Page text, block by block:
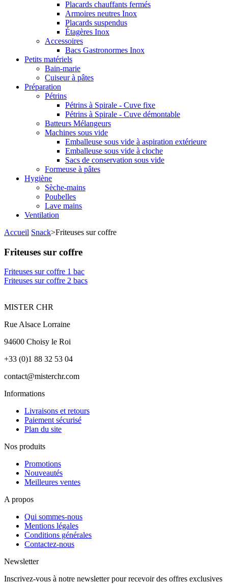
Placards chauffants fermés
Armoires neutres Inox
Placards suspendus
Étagères Inox
Accessoires
Bacs Gastronormes Inox
Petits matériels
Bain-marie
Cuiseur à pâtes
Préparation
Pétrins
Pétrins à Spirale - Cuve fixe
Pétrins à Spirale - Cuve démontable
Batteurs Mélangeurs
Machines sous vide
Emballeuse sous vide à aspiration extérieure
Emballeuse sous vide à cloche
Sacs de conservation sous vide
Formeuse à pâtes
Hygiène
Sèche-mains
Poubelles
Lave mains
Ventilation
Accueil Snack>Friteuses sur coffre
Friteuses sur coffre
Friteuses sur coffre 1 bac
Friteuses sur coffre 2 bacs
MISTER CHR
Rue Alsace Lorraine
94600 Choisy le Roi
+33 (0)1 88 32 53 04
contact@misterchr.com
Informations
Livraisons et retours
Paiement sécurisé
Plan du site
Nos produits
Promotions
Nouveautés
Meilleures ventes
A propos
Qui sommes-nous
Mentions légales
Conditions générales
Contactez-nous
Newsletter
Inscrivez-vous à notre newsletter pour recevoir des offres exclusives